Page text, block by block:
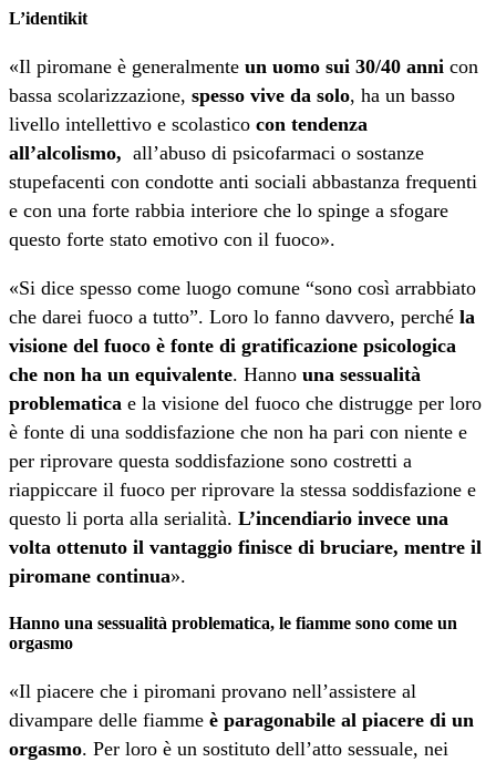
L’identikit
«Il piromane è generalmente un uomo sui 30/40 anni con
bassa scolarizzazione, spesso vive da solo, ha un basso
livello intellettivo e scolastico con tendenza
all’alcolismo, all’abuso di psicofarmaci o sostanze
stupefacenti con condotte anti sociali abbastanza frequenti
e con una forte rabbia interiore che lo spinge a sfogare
questo forte stato emotivo con il fuoco».
«Si dice spesso come luogo comune “sono così arrabbiato
che darei fuoco a tutto”. Loro lo fanno davvero, perché la
visione del fuoco è fonte di gratificazione psicologica
che non ha un equivalente. Hanno una sessualità
problematica e la visione del fuoco che distrugge per loro
è fonte di una soddisfazione che non ha pari con niente e
per riprovare questa soddisfazione sono costretti a
riappiccare il fuoco per riprovare la stessa soddisfazione e
questo li porta alla serialità. L’incendiario invece una
volta ottenuto il vantaggio finisce di bruciare, mentre il
piromane continua».
Hanno una sessualità problematica, le fiamme sono come un
orgasmo
«Il piacere che i piromani provano nell’assistere al
divampare delle fiamme è paragonabile al piacere di un
orgasmo. Per loro è un sostituto dell’atto sessuale, nei